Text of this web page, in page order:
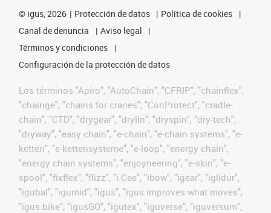
© igus, 2026 Protección de datos
Política de cookies
Canal de denuncia
Aviso legal
Términos y condiciones
Configuración de la protección de datos
Los términos "Apiro", "AutoChain", "CFRIP", "chainflex",
"chainge", "chains for cranes", "ConProtect", "cradle-
chain", "CTD", "drygear", "drylin", "dryspin", "dry-tech",
"dryway", "easy chain", "e-chain", "e-chain systems", "e-
ketten", "e-kettensysteme", "e-loop", "energy chain",
"energy chain systems", "enjoyneering", "e-skin", "e-
spool", "fixflex", "flizz", "i.Cee", "ibow", "igear", "iglidur",
"igubal", "igumid", "igus", "igus improves what moves",
"igus:bike", "igusGO", "igutex", "iguverse", "iguversum",